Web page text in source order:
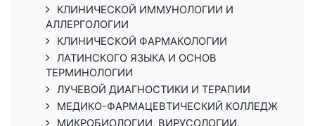
КЛИНИЧЕСКОЙ ИММУНОЛОГИИ И
АЛЛЕРГОЛОГИИ
КЛИНИЧЕСКОЙ ФАРМАКОЛОГИИ
ЛАТИНСКОГО ЯЗЫКА И ОСНОВ
ТЕРМИНОЛОГИИ
ЛУЧЕВОЙ ДИАГНОСТИКИ И ТЕРАПИИ
МЕДИКО-ФАРМАЦЕВТИЧЕСКИЙ КОЛЛЕДЖ
МИКРОБИОЛОГИИ, ВИРУСОЛОГИИ,